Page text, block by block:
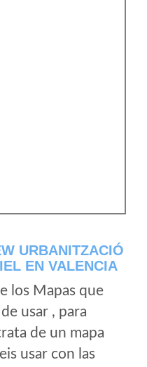
URBANITZACIÓ
EN VALENCIA
los Mapas que
usar , para
de un mapa
usar con las